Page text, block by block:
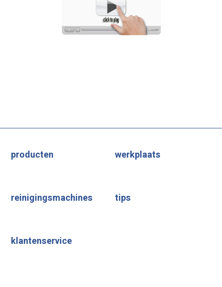
producten werkplaats
reinigingsmachines tips
klantenservice